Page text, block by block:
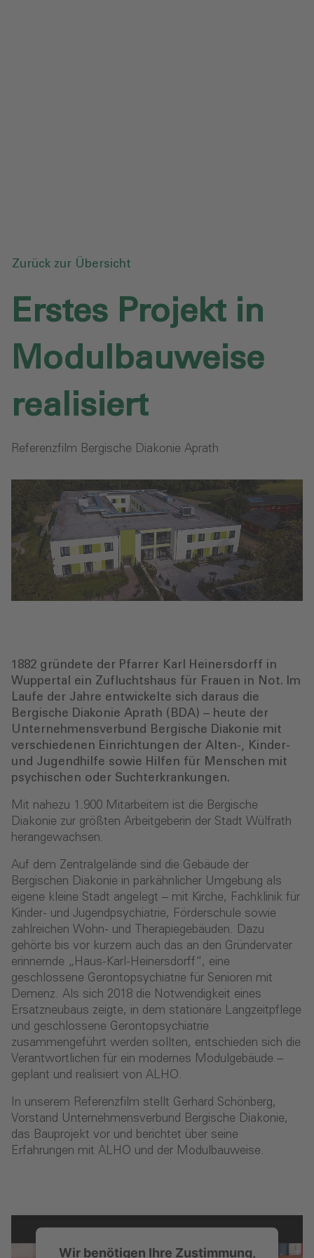
Zurück zur Übersicht
Erstes Projekt in
Modulbauweise
realisiert
Referenzfilm Bergische Diakonie Aprath‎
1882 gründete der Pfarrer Karl Heinersdorff in
Wuppertal ein Zufluchtshaus für Frauen in Not. Im
Laufe der Jahre entwickelte sich daraus die
Bergische Diakonie Aprath (BDA) – heute der
Unternehmensverbund Bergische Diakonie mit
verschiedenen Einrichtungen der Alten-, Kinder-
und Jugendhilfe sowie Hilfen für Menschen mit
psychischen oder Suchterkrankungen.
Mit nahezu 1.900 Mitarbeitern ist die Bergische
Diakonie zur größten Arbeitgeberin der Stadt Wülfrath
herangewachsen.
Auf dem Zentralgelände sind die Gebäude der
Bergischen Diakonie in parkähnlicher Umgebung als
eigene kleine Stadt angelegt – mit Kirche, Fachklinik für
Kinder- und Jugendpsychiatrie, Förderschule sowie
zahlreichen Wohn- und Therapiegebäuden. Dazu
gehörte bis vor kurzem auch das an den Gründervater
erinnernde „Haus-Karl-Heinersdorff“, eine
geschlossene Gerontopsychiatrie für Senioren mit
Demenz. Als sich 2018 die Notwendigkeit eines
Ersatzneubaus zeigte, in dem stationäre Langzeitpflege
und geschlossene Gerontopsychiatrie
zusammengeführt werden sollten, entschieden sich die
Verantwortlichen für ein modernes Modulgebäude –
geplant und realisiert von ALHO.
In unserem Referenzfilm stellt Gerhard Schönberg,
Vorstand Unternehmensverbund Bergische Diakonie,
das Bauprojekt vor und berichtet über seine
Erfahrungen mit ALHO und der Modulbauweise.
Wir benötigen Ihre Zustimmung,